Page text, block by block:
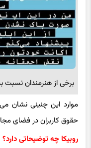
برخی از هنرمندان
موارد این چنینی
حقوق کاربران در فضای
روبیکا چه توضیحاتی دارد؟